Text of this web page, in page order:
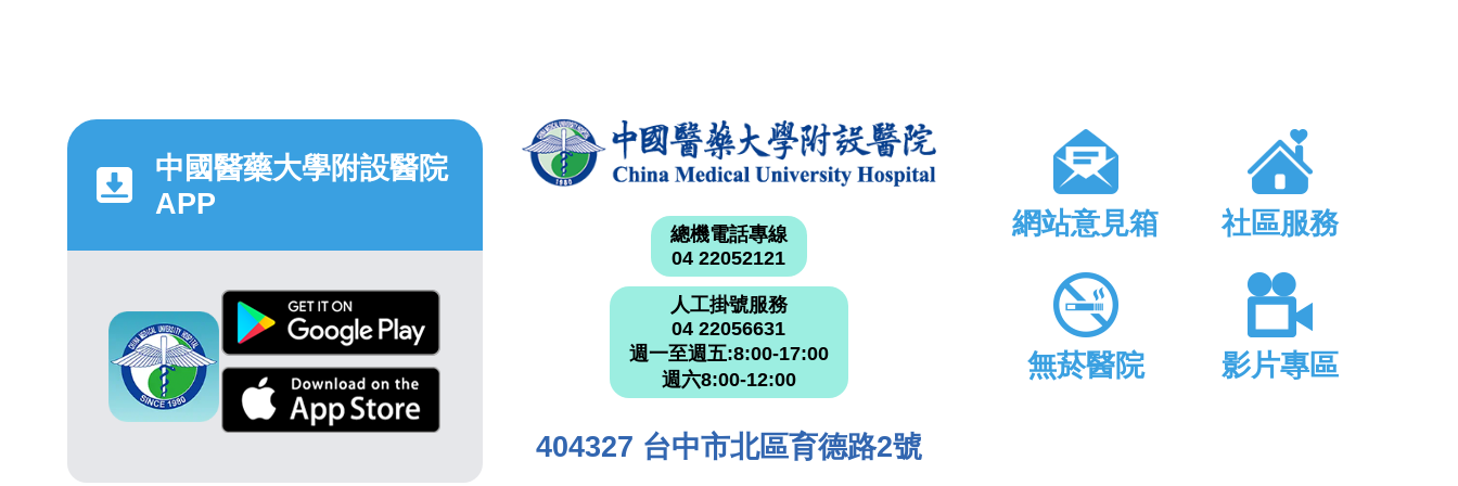
中國醫藥大學附設醫院
APP
總機電話專線
04 22052121
人工掛號服務
04 22056631
週一至週五:8:00-17:00
週六8:00-12:00
404327 台中市北區育德路2號
網站意見箱 社區服務
無菸醫院 影片專區